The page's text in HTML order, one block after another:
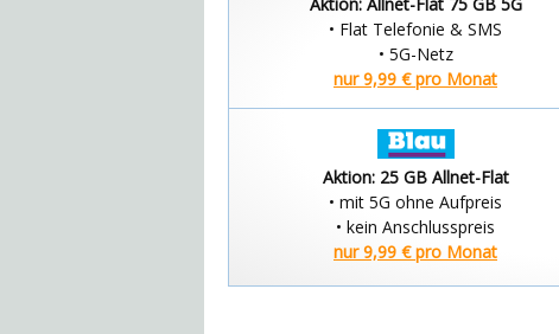
• Flat Telefonie & SMS
• 5G-Netz
nur 9,99 € pro Monat
Aktion: 25 GB Allnet-Flat
• mit 5G ohne Aufpreis
• kein Anschlusspreis
nur 9,99 € pro Monat